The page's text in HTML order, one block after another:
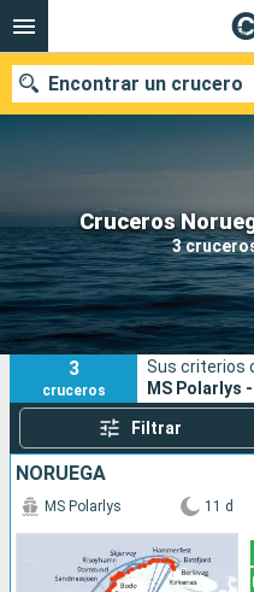
Cruceros
3
Encontrar un crucero
Nuestros destinos
Fecha de salida
Puertos
3
cruceros
Sus criterios
MS Polarlys
Filtrar
NORUEGA
MS Polarlys 11 d